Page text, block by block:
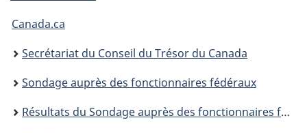
Vous
êtes
ici :
Canada.ca
Secrétariat du Conseil du Trésor du Canada
Sondage auprès des fonctionnaires fédéraux
Résultats du Sondage auprès des fonctionnaires fédéraux de 2022